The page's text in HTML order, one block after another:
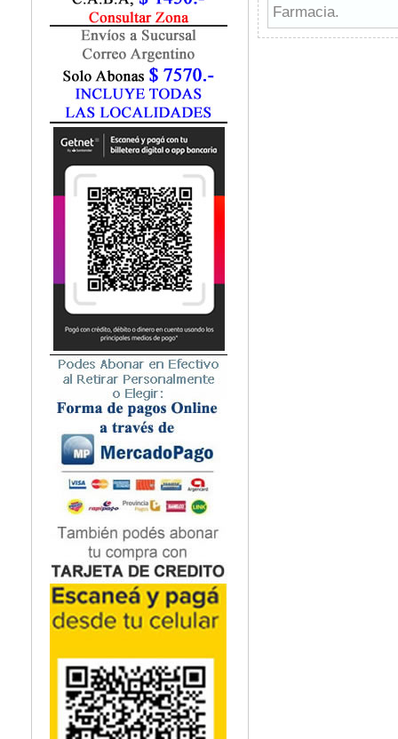
Fonoaudiología
Gastroenterología
Geriatría
Ginecología / Obstetricia
Hematología
Histología
Homeopatía
Infectología
Inmunología
Instrumentación Quirurgica
Medicina del Deporte / Rehabilitación
Medicina Emergencias / Urgencias
Medicina Forense / Legal
Medicina General
Medicina Interna
Microbiología
Nefrología
Neonatología / Pediatría
Neumología
Neuroanatomía / Neurociencia
Neurocirugía
Neurología
Nutrición
Odontología
Oftalmología
Oncología / Cuidados Paliativos
Ortopedía / Traumatología
Osteopatía
Otorrinolaringología
Podología
Psicología
Psiquiatría
Química
Farmacia.
Algunos de los